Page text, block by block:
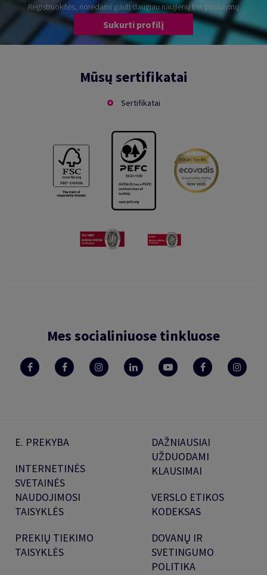
Registruokitės, norėdami gauti daugiau naujienų bei pasiūlymų
Sukurti profilį
Mūsų sertifikatai
Sertifikatai
Mes socialiniuose tinkluose
E. PREKYBA
INTERNETINĖS
SVETAINĖS
NAUDOJIMOSI
TAISYKLĖS
PREKIŲ TIEKIMO
TAISYKLĖS
DAŽNIAUSIAI
UŽDUODAMI
KLAUSIMAI
VERSLO ETIKOS
KODEKSAS
DOVANŲ IR
SVETINGUMO
POLITIKA